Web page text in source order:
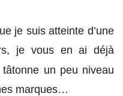
je suis atteinte d’une
je vous en ai déjà
un peu niveau
marques…